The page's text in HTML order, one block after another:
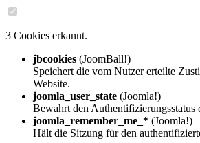
3 Cookies erkannt.
jbcookies (JoomBall!)
Speichert die vom Nutzer erteilte
Website.
joomla_user_state (Joomla!)
Bewahrt den Authentifizierungsstatus
joomla_remember_me_* (Joomla!)
Hält die Sitzung für den